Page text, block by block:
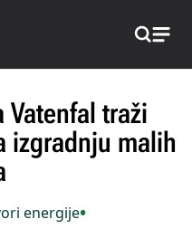
Pretraži
Vatenfal traži
izgradnju malih
energije•